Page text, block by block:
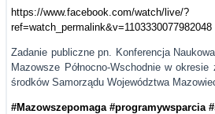
https://www.facebook.com/watch/live/?
ref=watch_permalink&v=1103330077982048
Zadanie publiczne pn. Konferencja Naukowa
Mazowsze Północno-Wschodnie w okresie
środków Samorządu Województwa
#Mazowszepomaga #programywsparcia